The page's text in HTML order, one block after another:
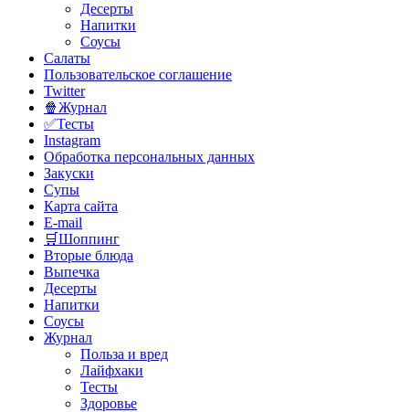
Десерты
Напитки
Соусы
Салаты
Пользовательское соглашение
Twitter
🍿Журнал
✅Тесты
Instagram
Обработка персональных данных
Закуски
Супы
Карта сайта
E-mail
🛒Шоппинг
Вторые блюда
Выпечка
Десерты
Напитки
Соусы
Журнал
Польза и вред
Лайфхаки
Тесты
Здоровье